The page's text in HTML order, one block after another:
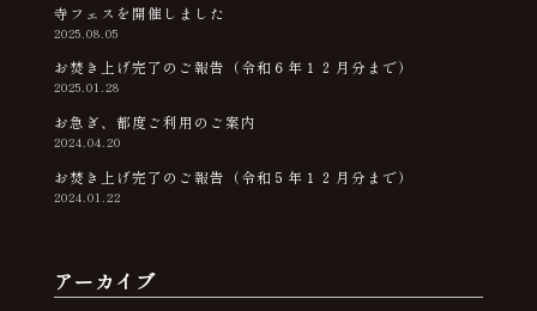
寺フェスを開催しました
2025.08.05
お焚き上げ完了のご報告（令和６年１２月分まで）
2025.01.28
お急ぎ、都度ご利用のご案内
2024.04.20
お焚き上げ完了のご報告（令和５年１２月分まで）
2024.01.22
アーカイブ